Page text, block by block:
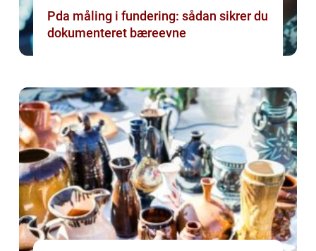
Pda måling i fundering: sådan sikrer du
dokumenteret bæreevne